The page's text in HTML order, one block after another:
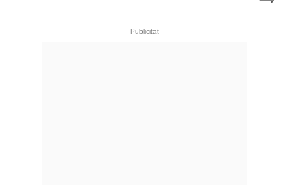
- Publicitat -